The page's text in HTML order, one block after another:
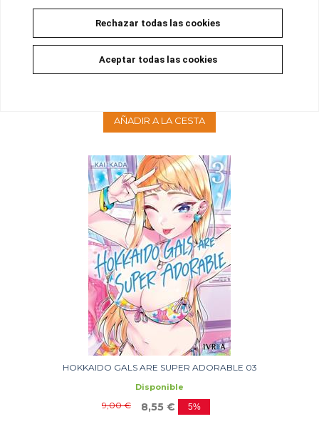
HOKKAIDO GALS ARE SUPER ADORABLE 04
AÑADIR A LA CESTA
HOKKAIDO GALS ARE SUPER ADORABLE 03
Disponible
9,00 € 8,55 € 5%
Rechazar todas las cookies
Aceptar todas las cookies